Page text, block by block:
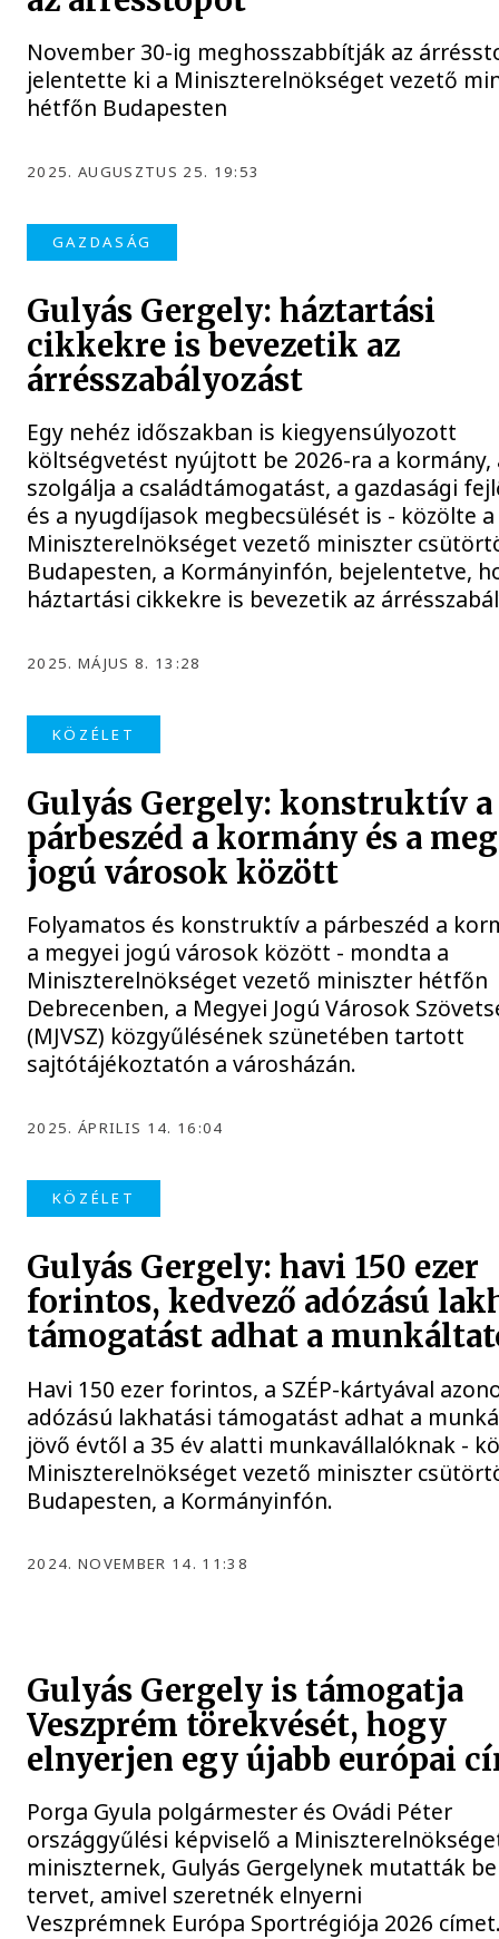
November 30-ig meghosszabbítják az
jelentette ki a Miniszterelnökséget vezető
hétfőn Budapesten
2025. AUGUSZTUS 25. 19:53
GAZDASÁG
Gulyás Gergely: háztartási
cikkekre is bevezetik az
árrésszabályozást
Egy nehéz időszakban is kiegyensúlyozott
költségvetést nyújtott be 2026-ra a kormány,
szolgálja a családtámogatást, a gazdasági
és a nyugdíjasok megbecsülését is - közölte a
Miniszterelnökséget vezető miniszter
Budapesten, a Kormányinfón, bejelentetve,
háztartási cikkekre is bevezetik az
2025. MÁJUS 8. 13:28
KÖZÉLET
Gulyás Gergely: konstruktív a
párbeszéd a kormány és a
jogú városok között
Folyamatos és konstruktív a párbeszéd a
a megyei jogú városok között - mondta a
Miniszterelnökséget vezető miniszter hétfőn
Debrecenben, a Megyei Jogú Városok
(MJVSZ) közgyűlésének szünetében tartott
sajtótájékoztatón a városházán.
2025. ÁPRILIS 14. 16:04
KÖZÉLET
Gulyás Gergely: havi 150 ezer
forintos, kedvező adózású
támogatást adhat a
Havi 150 ezer forintos, a SZÉP-kártyával
adózású lakhatási támogatást adhat a
jövő évtől a 35 év alatti munkavállalóknak -
Miniszterelnökséget vezető miniszter
Budapesten, a Kormányinfón.
2024. NOVEMBER 14. 11:38
Gulyás Gergely is támogatja
Veszprém törekvését, hogy
elnyerjen egy újabb európai
Porga Gyula polgármester és Ovádi Péter
országgyűlési képviselő a
miniszternek, Gulyás Gergelynek mutatták
tervet, amivel szeretnék elnyerni
Veszprémnek Európa Sportrégiója 2026